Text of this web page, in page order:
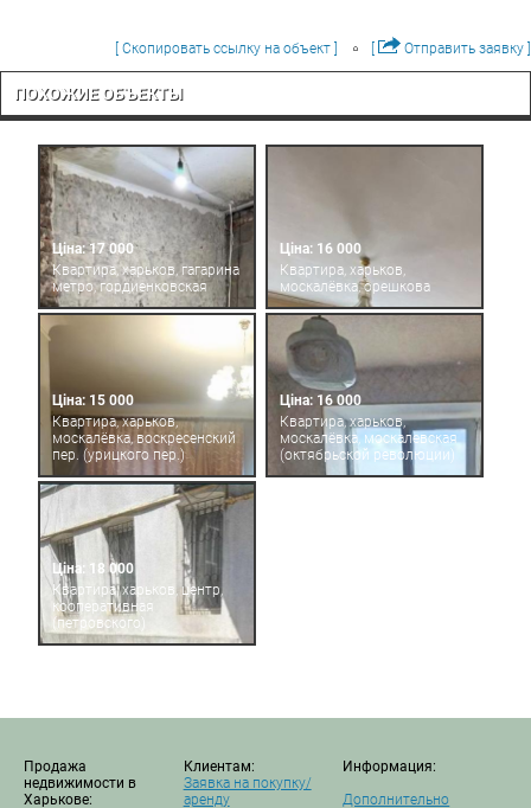
[ Скопировать ссылку на объект ] Отправить заявку ]
ПОХОЖИЕ ОБЪЕКТЫ
Ціна: 17 000
Квартира, харьков, гагарина
метро, гордиенковская
Ціна: 16 000
Квартира, харьков,
москалёвка, орешкова
Ціна: 15 000
Квартира, харьков,
москалёвка, воскресенский
пер. (урицкого пер.)
Ціна: 16 000
Квартира, харьков,
москалёвка, москалевская
(октябрьской революции)
Ціна: 18 000
Квартира, харьков, центр,
кооперативная
(петровского)
Продажа
недвижимости в
Харькове:
Клиентам:
Заявка на покупку/
аренду
Информация:
Дополнительно